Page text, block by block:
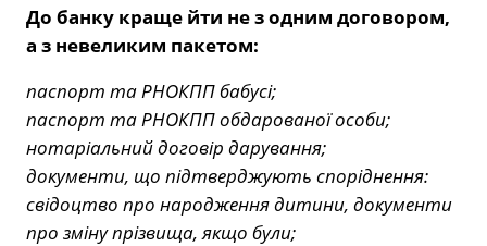
До банку краще йти не з одним договором,
а з невеликим пакетом:
паспорт та РНОКПП бабусі;
паспорт та РНОКПП обдарованої особи;
нотаріальний договір дарування;
документи, що підтверджують споріднення:
свідоцтво про народження дитини, документи
про зміну прізвища, якщо були;